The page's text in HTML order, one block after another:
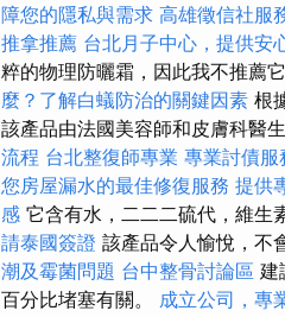
障您的隱私與需求 高雄徵信社服
推拿推薦 台北月子中心，提供安
粹的物理防曬霜，因此我不推薦
麼？了解白蟻防治的關鍵因素 根
該產品由法國美容師和皮膚科醫
流程 台北整復師專業 專業討債服
您房屋漏水的最佳修復服務 提供
感 它含有水，二二二硫代，維生
請泰國簽證 該產品令人愉悅，不
潮及霉菌問題 台中整骨討論區 建
百分比堵塞有關。 成立公司，專